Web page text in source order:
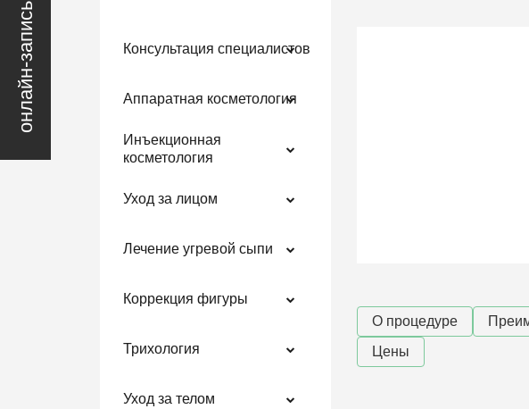
Консультация специалистов
Аппаратная косметология
Инъекционная
косметология
Уход за лицом
Лечение угревой сыпи
Коррекция фигуры
Трихология
Уход за телом
О процедуре
Цены
онлайн-запись